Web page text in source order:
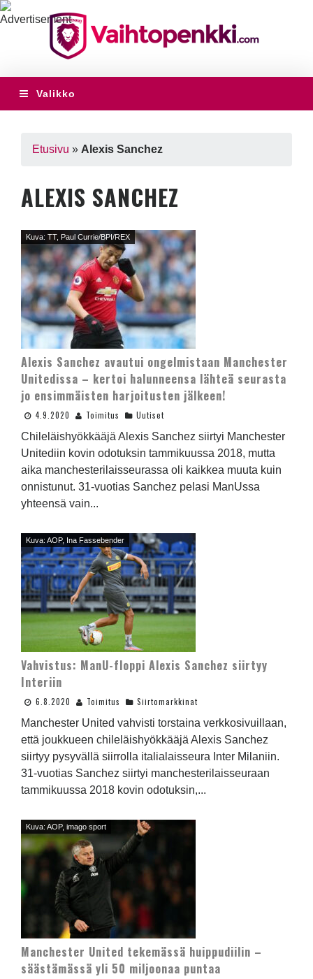
Valikko
Etusivu » Alexis Sanchez
ALEXIS SANCHEZ
Kuva: TT, Paul Currie/BPI/REX
Alexis Sanchez avautui ongelmistaan Manchester
Unitedissa – kertoi halunneensa lähteä seurasta
jo ensimmäisten harjoitusten jälkeen!
4.9.2020 Toimitus Uutiset
Chileläishyökkääjä Alexis Sanchez siirtyi Manchester
Unitediin kovin odotuksin tammikuussa 2018, mutta
aika manchesterilaisseurassa oli kaikkea muuta kuin
onnistunut. 31-vuotias Sanchez pelasi ManUssa
yhteensä vain...
Kuva: AOP, Ina Fassebender
Vahvistus: ManU-floppi Alexis Sanchez siirtyy
Interiin
6.8.2020 Toimitus Siirtomarkkinat
Manchester United vahvisti torstaina verkkosivuillaan,
että joukkueen chileläishyökkääjä Alexis Sanchez
siirtyy pysyvällä siirrolla italialaisseura Inter Milaniin.
31-vuotias Sanchez siirtyi manchesterilaisseuraan
tammikuussa 2018 kovin odotuksin,...
Kuva: AOP, imago sport
Manchester United tekemässä huippudiilin –
säästämässä yli 50 miljoonaa puntaa